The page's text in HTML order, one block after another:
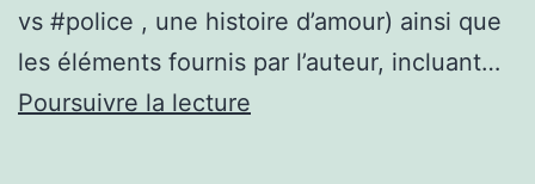
vs #police , une histoire d’amour) ainsi que
les éléments fournis par l’auteur, incluant…
Poursuivre la lecture